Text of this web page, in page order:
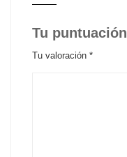
Tu puntuación
Tu valoración *